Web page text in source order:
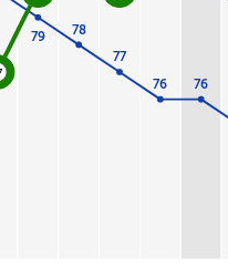
79 78
77
76 76